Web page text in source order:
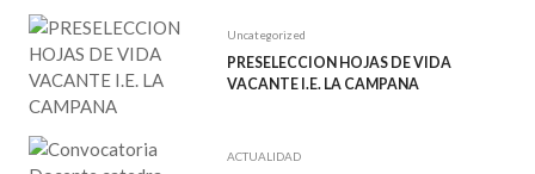
Uncategorized
PRESELECCION HOJAS DE VIDA
VACANTE I.E. LA CAMPANA
ACTUALIDAD